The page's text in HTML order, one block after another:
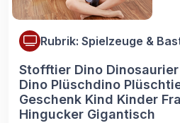
Rubrik: Spielzeuge &
Stofftier Dino Dinosaurier
Dino Plüschdino
Geschenk Kind Kinder
Hingucker Gigantisch